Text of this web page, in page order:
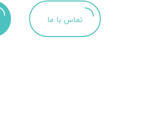
تماس با ما